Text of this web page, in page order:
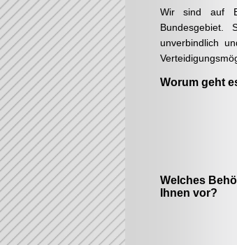
Wir sind auf
unverbindlich
Worum geht
Welches
Ihnen vor?